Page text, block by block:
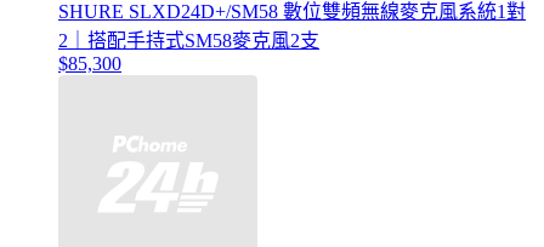
SHURE SLXD24D+/SM58 數位雙頻無線麥克風系統1對
2｜搭配手持式SM58麥克風2支
$85,300